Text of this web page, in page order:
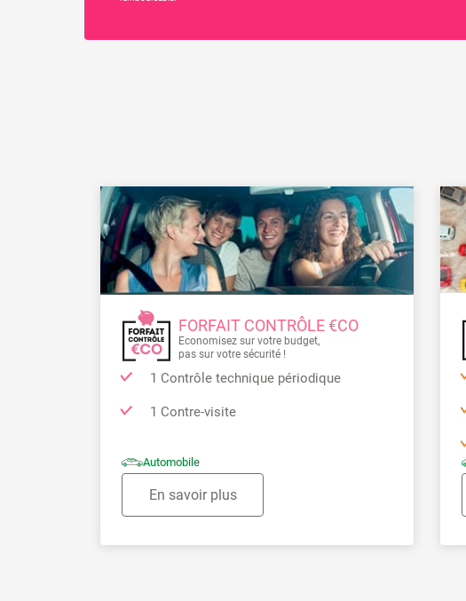
FORFAIT CONTRÔLE €CO
Economisez sur votre budget,
pas sur votre sécurité !
1 Contrôle technique périodique
1 Contre-visite
Automobile
En savoir plus